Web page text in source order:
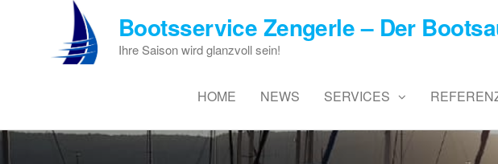
Bootsservice Zengerle – Der
Ihre Saison wird glanzvoll sein!
HOME NEWS SERVICES